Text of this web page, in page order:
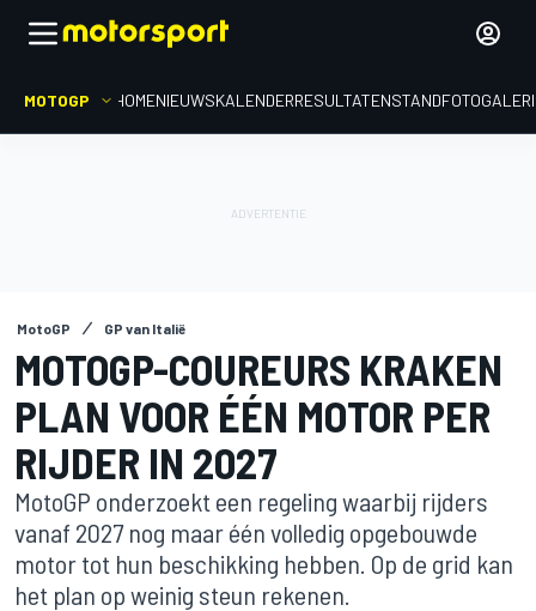
MOTOGP HOMENIEUWSKALENDERRESULTATENSTAND
MotoGP GP van Italië
MOTOGP-COUREURS KRAKEN
PLAN VOOR ÉÉN MOTOR PER
RIJDER IN 2027
MotoGP onderzoekt een regeling waarbij rijders
vanaf 2027 nog maar één volledig opgebouwde
motor tot hun beschikking hebben. Op de grid kan
het plan op weinig steun rekenen.